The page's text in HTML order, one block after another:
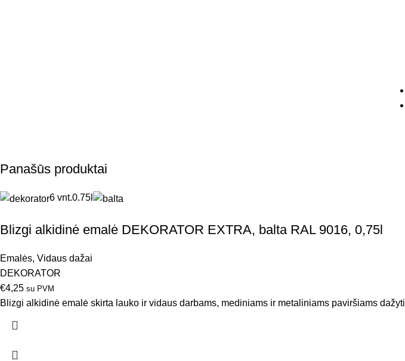
Panašūs produktai
6 vnt.0.75l
Blizgi alkidinė emalė DEKORATOR EXTRA, balta RAL 9016, 0,75l
Emalės, Vidaus dažai
DEKORATOR
€4,25 su PVM
Blizgi alkidinė emalė skirta lauko ir vidaus darbams, mediniams ir metaliniams paviršiams dažyti